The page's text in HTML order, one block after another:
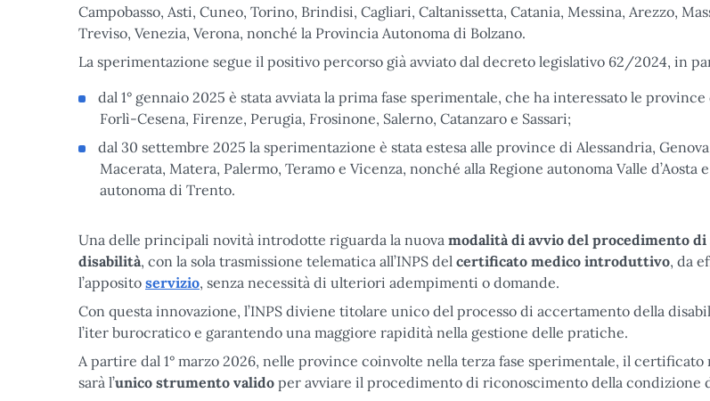
Campobasso, Asti, Cuneo, Torino, Brindisi, Cagliari, Caltanissetta, Catania, Messina, Arezzo,
Treviso, Venezia, Verona, nonché la Provincia Autonoma di Bolzano.
La sperimentazione segue il positivo percorso già avviato dal decreto legislativo 62/2024, in
dal 1° gennaio 2025 è stata avviata la prima fase sperimentale, che ha interessato le
Forlì-Cesena, Firenze, Perugia, Frosinone, Salerno, Catanzaro e Sassari;
dal 30 settembre 2025 la sperimentazione è stata estesa alle province di Alessandria,
Macerata, Matera, Palermo, Teramo e Vicenza, nonché alla Regione autonoma Valle d’Aosta
autonoma di Trento.
Una delle principali novità introdotte riguarda la nuova modalità di avvio del procedimento
disabilità, con la sola trasmissione telematica all’INPS del certificato medico introduttivo, da
l’apposito servizio, senza necessità di ulteriori adempimenti o domande.
Con questa innovazione, l’INPS diviene titolare unico del processo di accertamento della
l’iter burocratico e garantendo una maggiore rapidità nella gestione delle pratiche.
A partire dal 1° marzo 2026, nelle province coinvolte nella terza fase sperimentale, il
sarà l’unico strumento valido per avviare il procedimento di riconoscimento della condizione